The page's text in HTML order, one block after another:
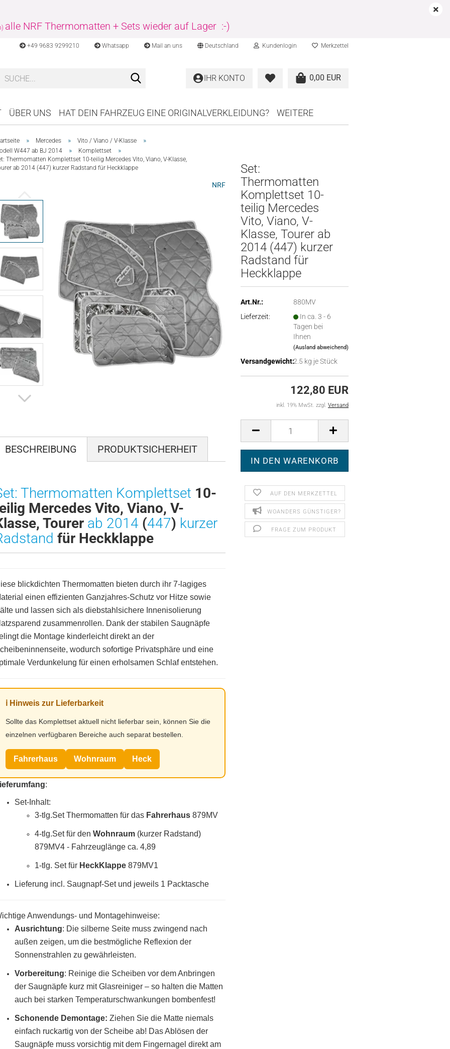
+49 9683 9299210 Whatsapp Mail an uns Deutschland Kundenlogin Merkzettel
0,00 EUR
IHR KONTO
alle NRF Thermomatten + Sets wieder auf Lager :-)
ÜBER UNS HAT DEIN FAHRZEUG EINE ORIGINALVERKLEIDUNG? WEITERE
» Mercedes » Vito / Viano / V-Klasse »
W447 ab BJ 2014 » Komplettset »
Thermomatten Komplettset 10-teilig Mercedes Vito, Viano, V-Klasse,
ab 2014 (447) kurzer Radstand für Heckklappe
NRF
Set:
Thermomatten
Komplettset 10-
teilig Mercedes
Vito, Viano, V-
Klasse, Tourer ab
2014 (447) kurzer
Radstand für
Heckklappe
Art.Nr.:
880MV
Lieferzeit:
In ca. 3 - 6
Tagen bei
Ihnen
(Ausland abweichend)
Versandgewicht:2.5 kg je Stück
122,80 EUR
inkl. 19% MwSt. zzgl. Versand
AUF DEN MERKZETTEL
WOANDERS GÜNSTIGER?
FRAGE ZUM PRODUKT
BESCHREIBUNG PRODUKTSICHERHEIT
Thermomatten Komplettset 10-
Mercedes Vito, Viano, V-
Tourer ab 2014 (447) kurzer
für Heckklappe
blickdichten Thermomatten bieten durch ihr 7-lagiges
einen effizienten Ganzjahres-Schutz vor Hitze sowie
und lassen sich als diebstahlsichere Innenisolierung
zusammenrollen. Dank der stabilen Saugnäpfe
die Montage kinderleicht direkt an der
wodurch sofortige Privatsphäre und eine
Verdunkelung für einen erholsamen Schlaf entstehen.
ℹ️ Hinweis zur Lieferbarkeit
Sollte das Komplettset aktuell nicht lieferbar sein, können Sie die
einzelnen verfügbaren Bereiche auch separat bestellen.
Fahrerhaus Wohnraum Heck
:
Set-Inhalt:
3-tlg.Set Thermomatten für das Fahrerhaus 879MV
4-tlg.Set für den Wohnraum (kurzer Radstand)
879MV4 - Fahrzeuglänge ca. 4,89
1-tlg. Set für HeckKlappe 879MV1
Lieferung incl. Saugnapf-Set und jeweils 1 Packtasche
Anwendungs- und Montagehinweise:
Ausrichtung: Die silberne Seite muss zwingend nach
außen zeigen, um die bestmögliche Reflexion der
Sonnenstrahlen zu gewährleisten.
Vorbereitung: Reinige die Scheiben vor dem Anbringen
der Saugnäpfe kurz mit Glasreiniger – so halten die Matten
auch bei starken Temperaturschwankungen bombenfest!
Schonende Demontage: Ziehen Sie die Matte niemals
einfach ruckartig von der Scheibe ab! Das Ablösen der
Saugnäpfe muss vorsichtig mit dem Fingernagel direkt am